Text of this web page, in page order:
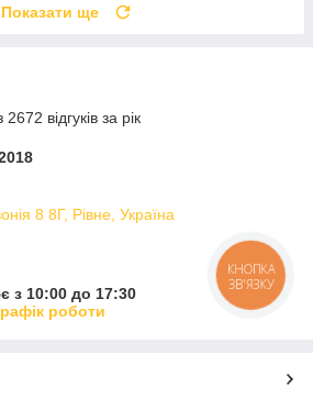
Показати ще
відгуків за рік
8 8Г, Рівне, Україна
з 10:00 до 17:30
роботи
КНОПКА
ЗВ'ЯЗКУ